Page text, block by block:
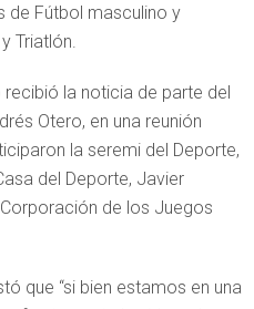
de Fútbol masculino y
Triatlón.
la noticia de parte del
Otero, en una reunión
la seremi del Deporte,
del Deporte, Javier
de los Juegos
que “si bien estamos en una